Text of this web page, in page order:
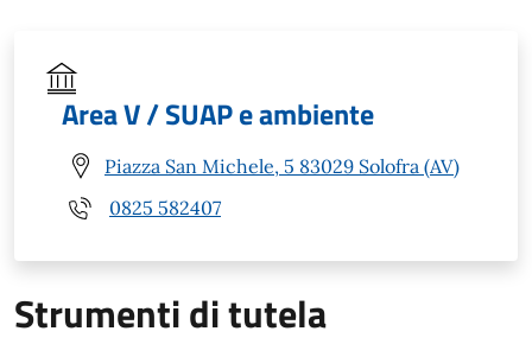
Area V / SUAP e ambiente
Piazza San Michele, 5 83029 Solofra (AV)
0825 582407
Strumenti di tutela